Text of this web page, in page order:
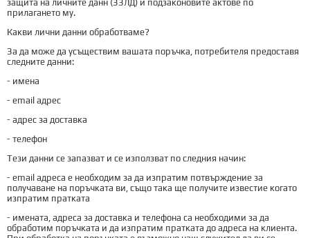
защита на личните данн (ЗЗЛД) и подзаконовите актове по
прилагането му.
Какви лични данни обработваме?
За да може да усъществим вашата поръчка, потребителя предоставя
следните данни:
- имена
- email адрес
- адрес за доставка
- телефон
Тези данни се запазват и се използват по следния начин:
- email адреса е необходим за да изпратим потвърждение за
получаване на поръчката ви, също така ще получите известие когато
изпратим пратката
- имената, адреса за доставка и телефона са необходими за да
обработим поръчката и да изпратим пратката до адреса на клиента.